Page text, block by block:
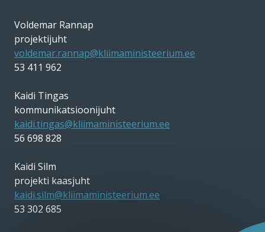
Voldemar Rannap
projektijuht
voldemar.rannap@kliimaministeerium.ee
53 411 962
Kaidi Tingas
kommunikatsioonijuht
kaidi.tingas@kliimaministeerium.ee
56 698 828
Kaidi Silm
projekti kaasjuht
kaidi.silm@kliimaministeerium.ee
53 302 685